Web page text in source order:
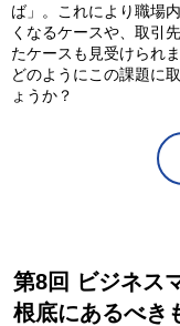
ば」。これにより職場
くなるケースや、取引
たケースも見受けられ
どのようにこの課題に
ょうか？
第8回 ビジネス
根底にあるべ